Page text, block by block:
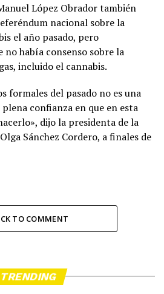
López Obrador también
nacional sobre la
el año pasado, pero
había consenso sobre la
incluido el cannabis.
formales del pasado no es una
confianza en que en esta
dijo la presidenta de la
Sánchez Cordero, a finales de
TO COMMENT
TRENDING